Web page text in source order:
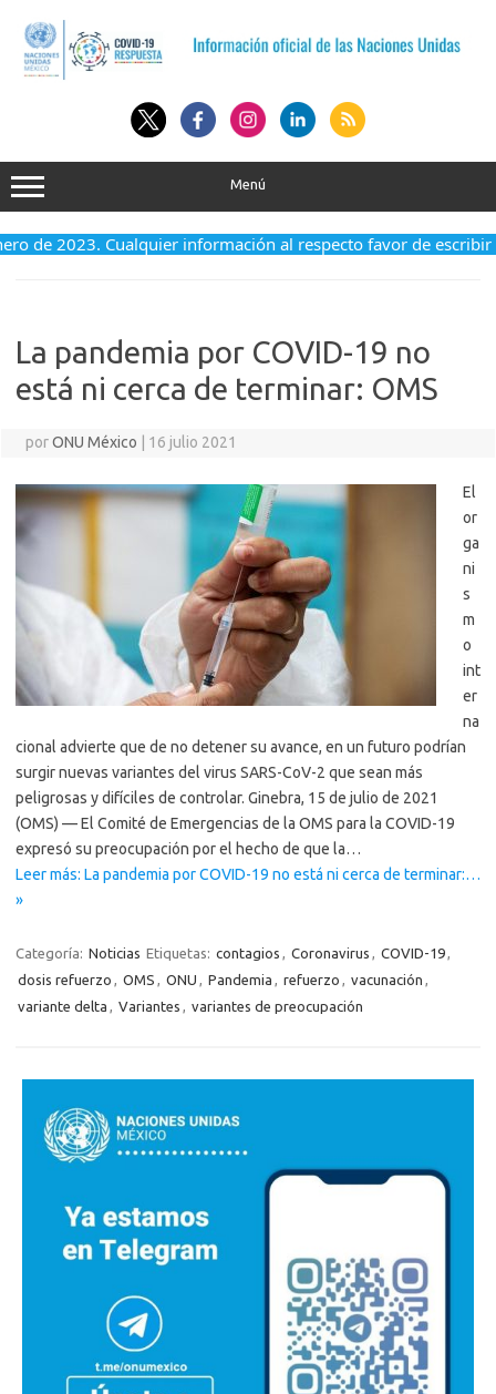
contenido
Menú
de 2023. Cualquier información al respecto favor de escribir
La pandemia por COVID-19 no
está ni cerca de terminar: OMS
porONU México 16 julio 2021
El
or
ga
ni
s
m
o
int
er
na
cional advierte que de no detener su avance, en un futuro podrían
surgir nuevas variantes del virus SARS-CoV-2 que sean más
peligrosas y difíciles de controlar. Ginebra, 15 de julio de 2021
(OMS) — El Comité de Emergencias de la OMS para la COVID-19
expresó su preocupación por el hecho de que la…
Leer más: La pandemia por COVID-19 no está ni cerca de terminar:…
»
Categoría: Noticias Etiquetas: contagios , Coronavirus , COVID-19,
dosis refuerzo , OMS , ONU , Pandemia , refuerzo , vacunación ,
variante delta , Variantes , variantes de preocupación